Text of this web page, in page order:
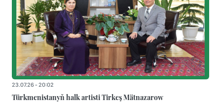
23.07.26 - 20:02
Türkmenistanyň halk artisti Tirkeş Mätnazarow